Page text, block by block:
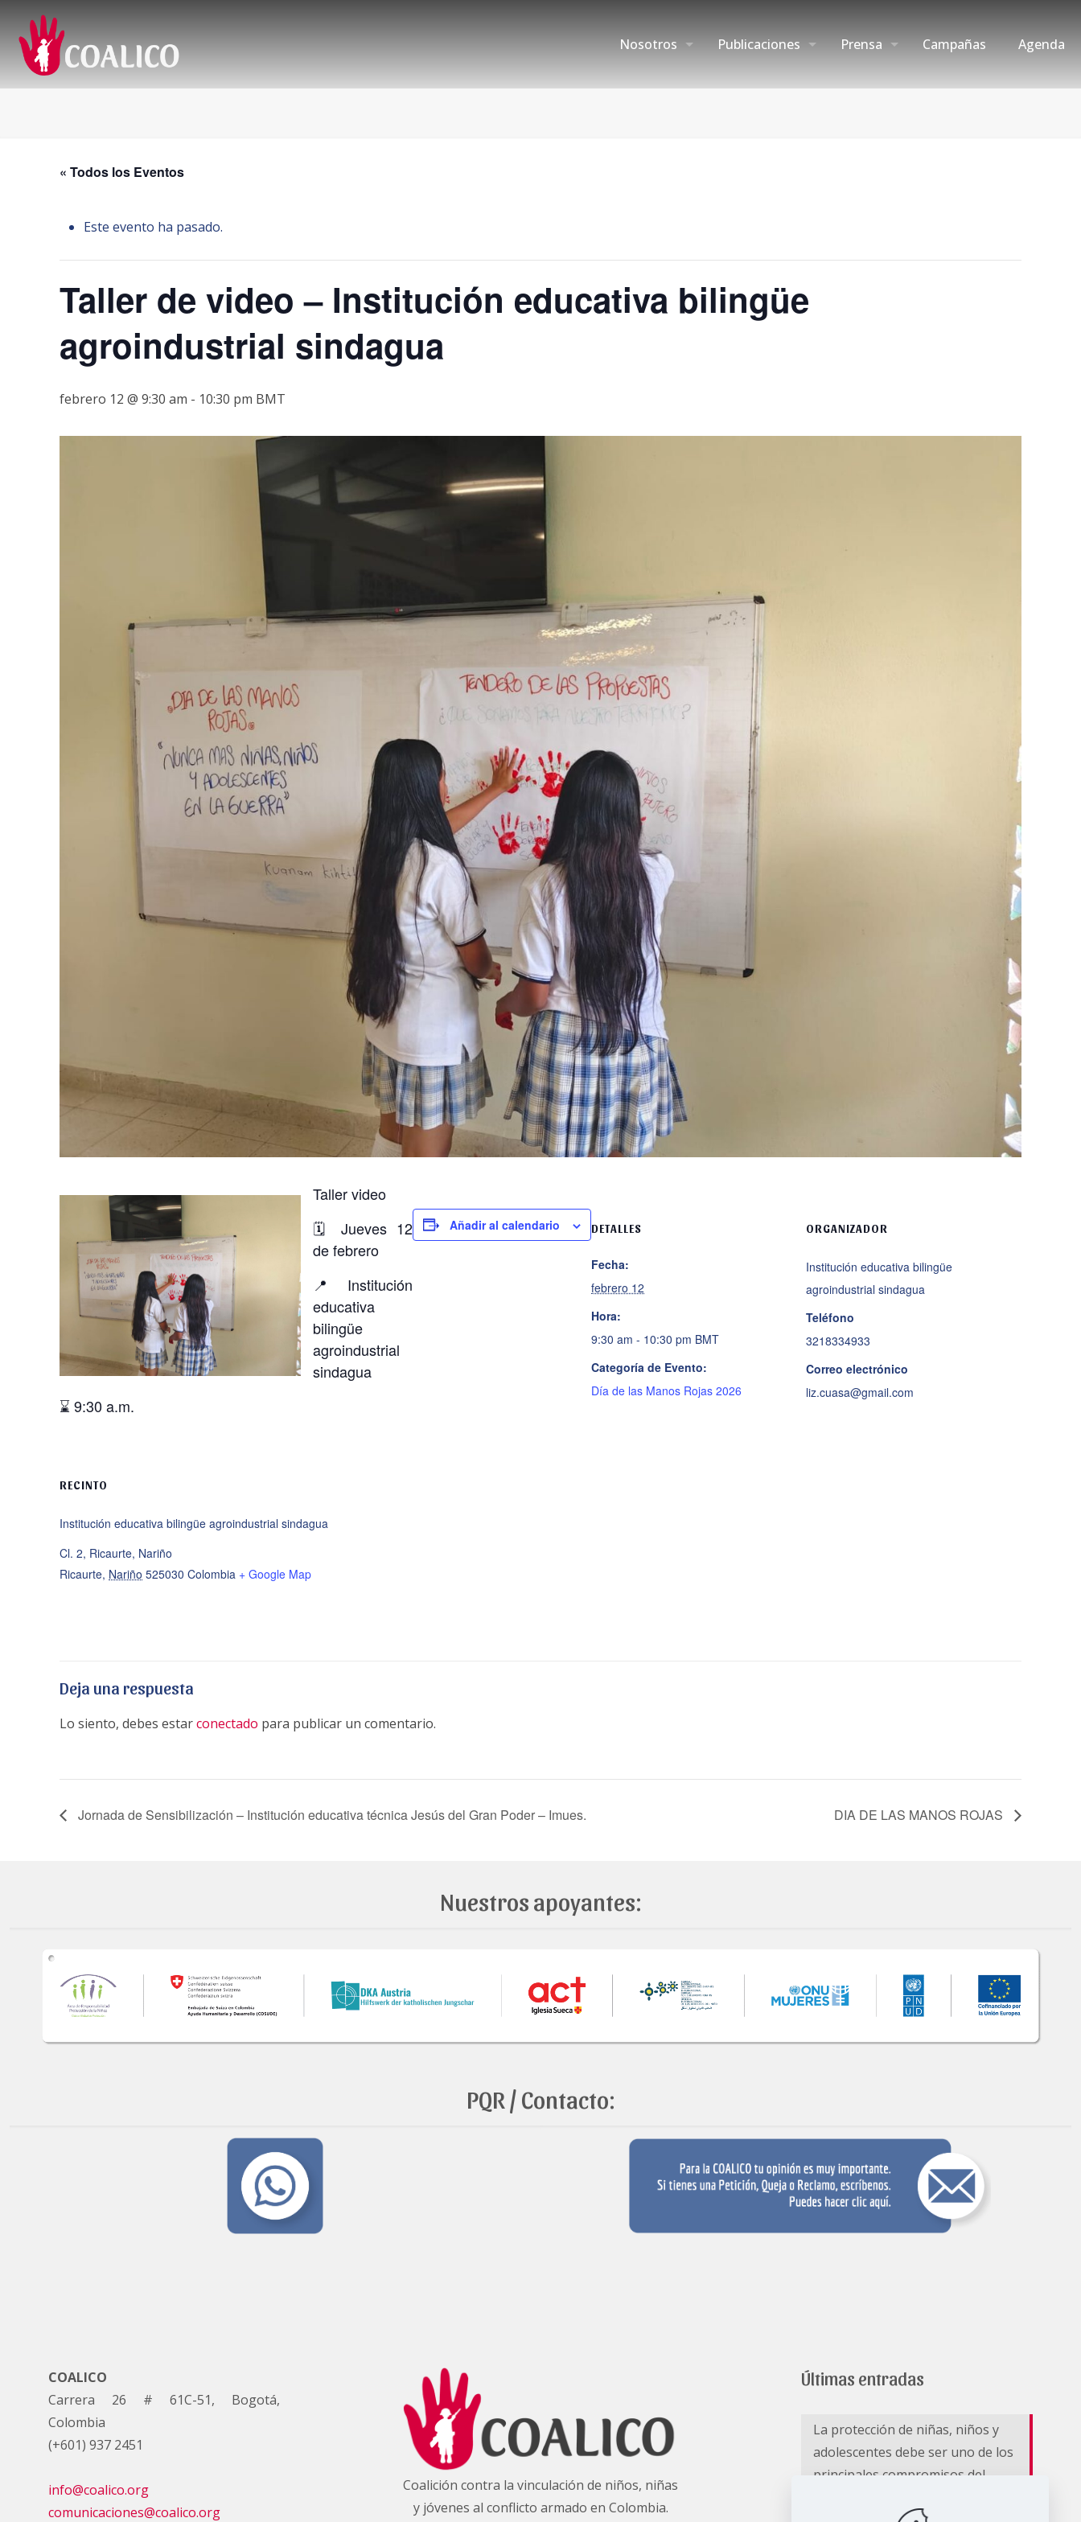
Nosotros Publicaciones Prensa Campañas Agenda
« Todos los Eventos
Este evento ha pasado.
Taller de video – Institución educativa bilingüe
agroindustrial sindagua
febrero 12 @ 9:30 am - 10:30 pm BMT
Taller video
🗓️ Jueves 12
de febrero
📍Institución
educativa
bilingüe
agroindustrial
sindagua
⌛ 9:30 a.m.
Añadir al calendario DETALLES
Fecha:
febrero 12
Hora:
9:30 am - 10:30 pm BMT
Categoría de Evento:
Día de las Manos Rojas 2026
ORGANIZADOR
Institución educativa bilingüe
agroindustrial sindagua
Teléfono
3218334933
Correo electrónico
liz.cuasa@gmail.com
RECINTO
Institución educativa bilingüe agroindustrial sindagua
Cl. 2, Ricaurte, Nariño
Ricaurte, Nariño 525030 Colombia + Google Map
Deja una respuesta
Lo siento, debes estarconectado para publicar un comentario.
Jornada de Sensibilización – Institución educativa técnica Jesús del Gran Poder – Imues. DIA DE LAS MANOS ROJAS
Nuestros apoyantes:
PQR / Contacto:
COALICO
Carrera 26 # 61C-51, Bogotá,
Colombia
(+601) 937 2451
info@coalico.org
comunicaciones@coalico.org
Coalición contra la vinculación de niños, niñas
y jóvenes al conflicto armado en Colombia.
Últimas entradas
La protección de niñas, niños y
adolescentes debe ser uno de los
principales compromisos del